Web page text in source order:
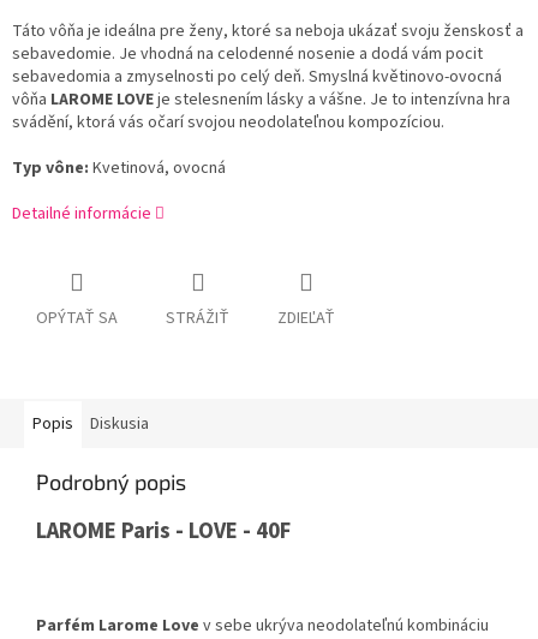
Táto vôňa je ideálna pre ženy, ktoré sa neboja ukázať svoju ženskosť a
sebavedomie. Je vhodná na celodenné nosenie a dodá vám pocit
sebavedomia a zmyselnosti po celý deň. Smyslná květinovo-ovocná
vôňa LAROME LOVEje stelesnením lásky a vášne. Je to intenzívna hra
svádění, ktorá vás očarí svojou neodolateľnou kompozíciou.
Typ vône: Kvetinová, ovocná
Detailné informácie
OPÝTAŤ SA STRÁŽIŤ ZDIEĽAŤ
Popis Diskusia
Podrobný popis
LAROME Paris - LOVE - 40F
Parfém Larome Love v sebe ukrýva neodolateľnú kombináciu